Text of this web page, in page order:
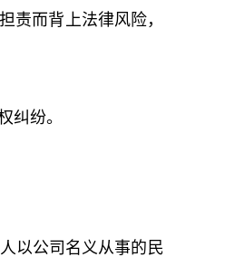
而背上法律风险，
纠纷。
以公司名义从事的民